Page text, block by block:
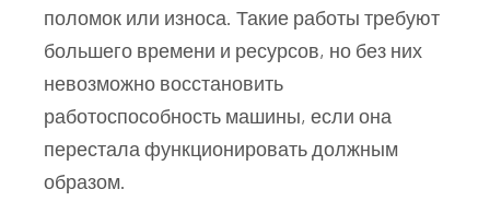
поломок или износа. Такие работы требуют
большего времени и ресурсов, но без них
невозможно восстановить
работоспособность машины, если она
перестала функционировать должным
образом.